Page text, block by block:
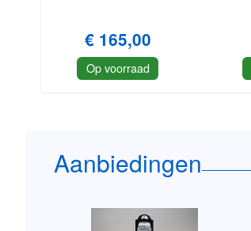
€ 165,00
Op voorraad
Aanbiedingen